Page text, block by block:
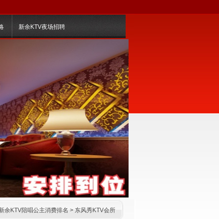
新余KTV夜场招聘
余KTV陪唱公主消费排名 > 东风秀KTV会所